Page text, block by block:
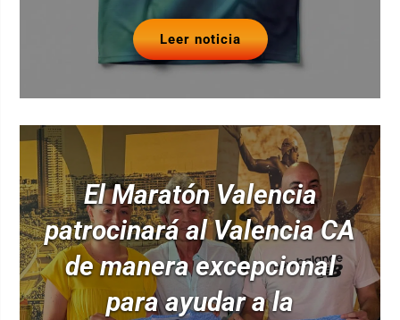
Leer noticia
El Maratón Valencia
patrocinará al Valencia CA
de manera excepcional
para ayudar a la